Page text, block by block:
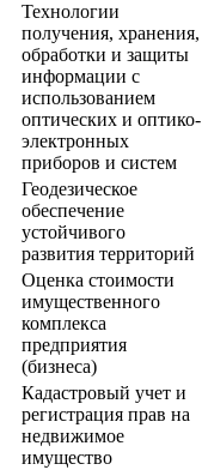
Технологии
получения, хранения,
обработки и защиты
информации с
использованием
оптических и оптико-
электронных
приборов и систем
Геодезическое
обеспечение
устойчивого
развития территорий
Оценка стоимости
имущественного
комплекса
предприятия
(бизнеса)
Кадастровый учет и
регистрация прав на
недвижимое
имущество